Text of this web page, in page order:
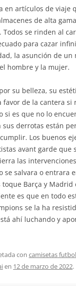
artículos de viaje
de alta
se rinden al
para cazar
la asunción de un
hombre y la mujer.
su belleza, su
de la cantera si
es que no lo
derrotas están
Los buenos
avant garde que
las
salvara o entrara
Barça y Madrid
es que en todo
se la ha
ahí luchando y
con camisetas
en 12 de marzo de 2022.